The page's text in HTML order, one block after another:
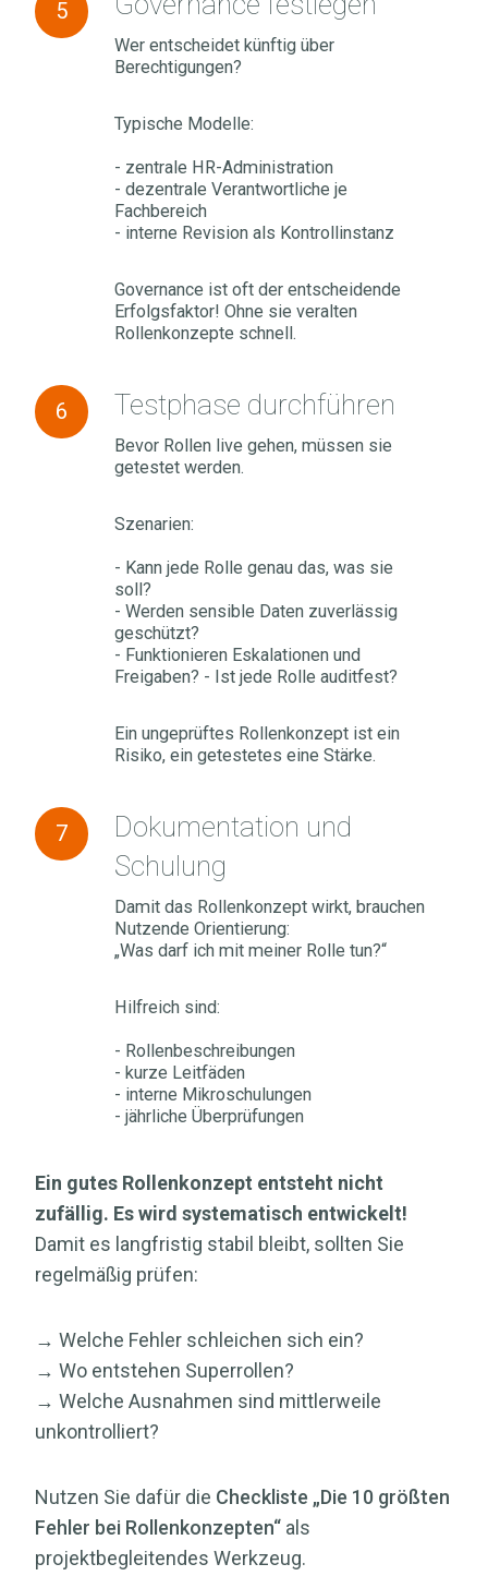
5
Wer entscheidet künftig über
Berechtigungen?
Typische Modelle:
- zentrale HR-Administration
- dezentrale Verantwortliche je
Fachbereich
- interne Revision als Kontrollinstanz
Governance ist oft der entscheidende
Erfolgsfaktor! Ohne sie veralten
Rollenkonzepte schnell.
festlegen
6 Testphase durchführen
Bevor Rollen live gehen, müssen sie
getestet werden.
Szenarien:
- Kann jede Rolle genau das, was sie
soll?
- Werden sensible Daten zuverlässig
geschützt?
- Funktionieren Eskalationen und
Freigaben? - Ist jede Rolle auditfest?
Ein ungeprüftes Rollenkonzept ist ein
Risiko, ein getestetes eine Stärke.
Testphase
durchführen
7
Dokumentation und
Schulung
Damit das Rollenkonzept wirkt, brauchen
Nutzende Orientierung:
„Was darf ich mit meiner Rolle tun?“
Hilfreich sind:
- Rollenbeschreibungen
- kurze Leitfäden
- interne Mikroschulungen
- jährliche Überprüfungen
Dokumentation
und
Ein gutes Rollenkonzept entsteht nicht
zufällig. Es wird systematisch entwickelt!
Damit es langfristig stabil bleibt, sollten Sie
regelmäßig prüfen:
→ Welche Fehler schleichen sich ein?
→ Wo entstehen Superrollen?
→ Welche Ausnahmen sind mittlerweile
unkontrolliert?
Nutzen Sie dafür die Checkliste „Die 10 größten
Fehler bei Rollenkonzepten“ als
projektbegleitendes Werkzeug.